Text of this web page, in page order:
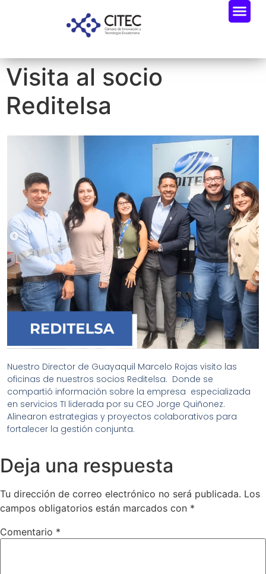
Visita al socio
Reditelsa
Nuestro Director de Guayaquil Marcelo Rojas visito las
oficinas de nuestros socios Reditelsa. Donde se
compartió información sobre la empresa especializada
en servicios TI liderada por su CEO Jorge Quiñonez.
Alinearon estrategias y proyectos colaborativos para
fortalecer la gestión conjunta.
Deja una respuesta
Tu dirección de correo electrónico no será publicada. Los
campos obligatorios están marcados con *
Comentario *